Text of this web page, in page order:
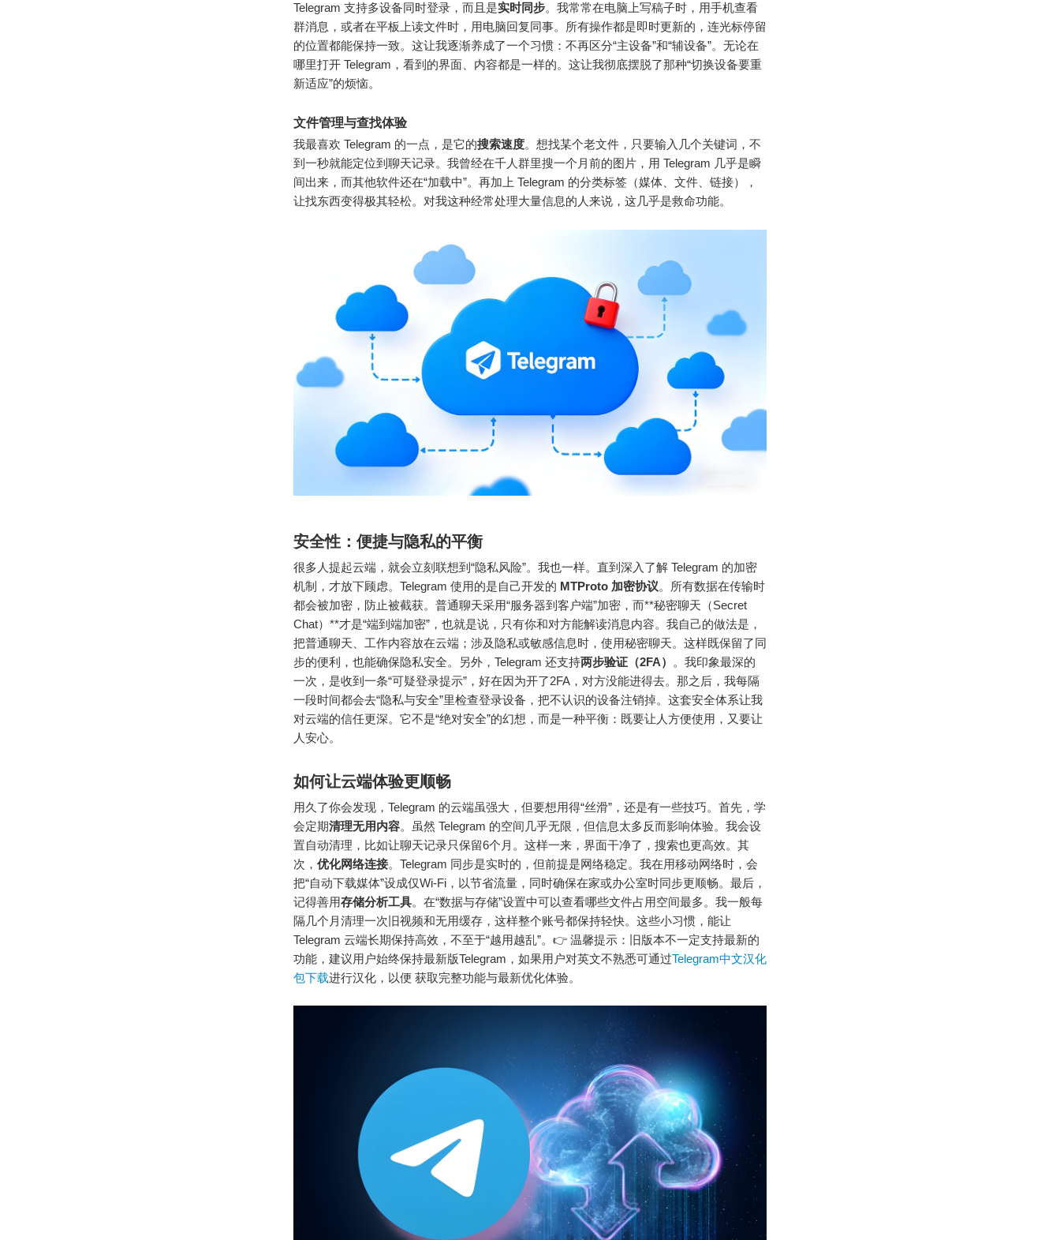
Telegram 支持多设备同时登录，而且是实时同步。我常常在电脑上写稿子时，用手机查看
群消息，或者在平板上读文件时，用电脑回复同事。所有操作都是即时更新的，连光标停留
的位置都能保持一致。这让我逐渐养成了一个习惯：不再区分“主设备”和“辅设备”。无论在
哪里打开 Telegram，看到的界面、内容都是一样的。这让我彻底摆脱了那种“切换设备要重
新适应”的烦恼。
文件管理与查找体验
我最喜欢 Telegram 的一点，是它的搜索速度。想找某个老文件，只要输入几个关键词，不
到一秒就能定位到聊天记录。我曾经在千人群里搜一个月前的图片，用 Telegram 几乎是瞬
间出来，而其他软件还在“加载中”。再加上 Telegram 的分类标签（媒体、文件、链接），
让找东西变得极其轻松。对我这种经常处理大量信息的人来说，这几乎是救命功能。
安全性：便捷与隐私的平衡
很多人提起云端，就会立刻联想到“隐私风险”。我也一样。直到深入了解 Telegram 的加密
机制，才放下顾虑。Telegram 使用的是自己开发的 MTProto 加密协议。所有数据在传输时
都会被加密，防止被截获。普通聊天采用“服务器到客户端”加密，而**秘密聊天（Secret
Chat）**才是“端到端加密”，也就是说，只有你和对方能解读消息内容。我自己的做法是，
把普通聊天、工作内容放在云端；涉及隐私或敏感信息时，使用秘密聊天。这样既保留了同
步的便利，也能确保隐私安全。另外，Telegram 还支持两步验证（2FA）
。我印象最深的
一次，是收到一条“可疑登录提示”，好在因为开了2FA，对方没能进得去。那之后，我每隔
一段时间都会去“隐私与安全”里检查登录设备，把不认识的设备注销掉。这套安全体系让我
对云端的信任更深。它不是“绝对安全”的幻想，而是一种平衡：既要让人方便使用，又要让
人安心。
如何让云端体验更顺畅
用久了你会发现，Telegram 的云端虽强大，但要想用得“丝滑”，还是有一些技巧。首先，学
会定期清理无用内容。虽然 Telegram 的空间几乎无限，但信息太多反而影响体验。我会设
置自动清理，比如让聊天记录只保留6个月。这样一来，界面干净了，搜索也更高效。 其
次， 优化网络连接。 Telegram 同步是实时的，但前提是网络稳定。我在用移动网络时，会
把“自动下载媒体”设成仅Wi-Fi，以节省流量，同时确保在家或办公室时同步更顺畅。最后，
记得善用存储分析工具。在“数据与存储”设置中可以查看哪些文件占用空间最多。我一般每
隔几个月清理一次旧视频和无用缓存，这样整个账号都保持轻快。这些小习惯，能让
Telegram 云端长期保持高效，不至于“越用越乱”。👉 温馨提示：旧版本不一定支持最新的
功能，建议用户始终保持最新版Telegram，如果用户对英文不熟悉可通过Telegram中文汉化
包下载进行汉化，以便 获取完整功能与最新优化体验。